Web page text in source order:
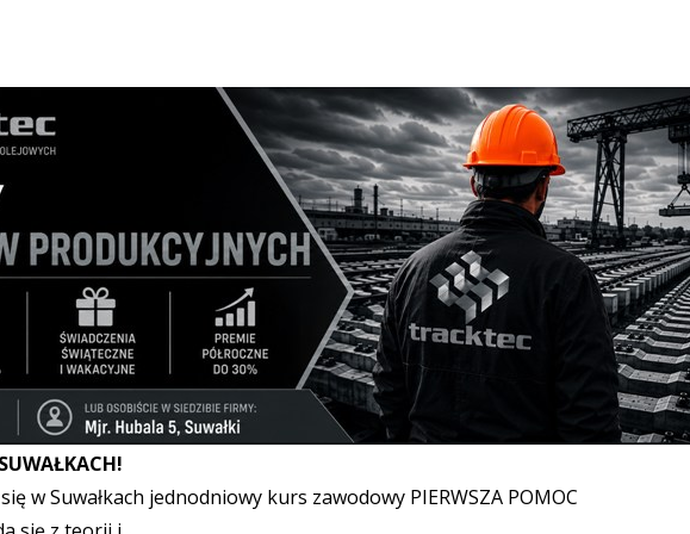
- KURS ROCZNY!
uzależnień, fundacjach, stowarzyszeniach, świetlicach, klubach abstynenta
suwalki@as.edu.pl
2026-
w Suwałkach jednodniowy kurs zawodowy PIERWSZA POMOC